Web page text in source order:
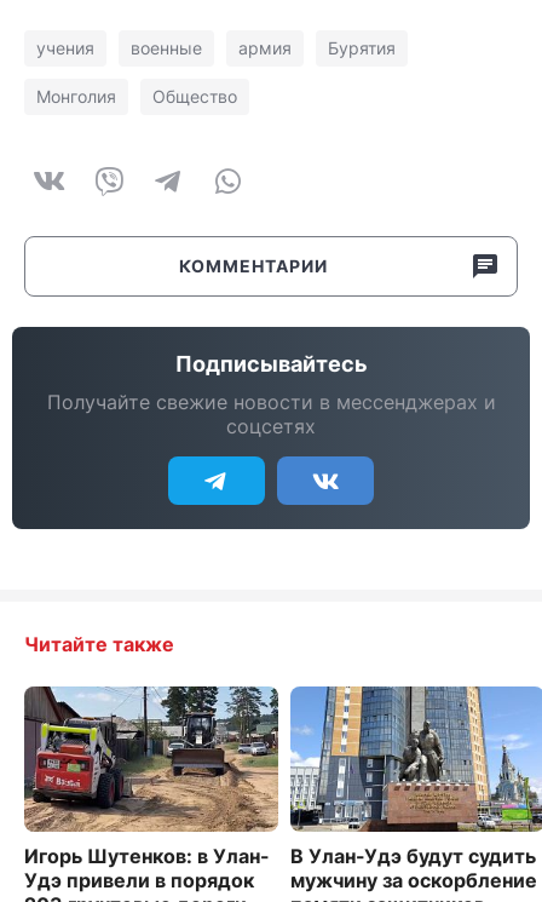
учения военные армия Бурятия
Монголия Общество
КОММЕНТАРИИ
Подписывайтесь
Получайте свежие новости в мессенджерах и
соцсетях
Читайте также
Игорь Шутенков: в Улан-
Удэ привели в порядок
В Улан-Удэ будут судить
мужчину за оскорбление